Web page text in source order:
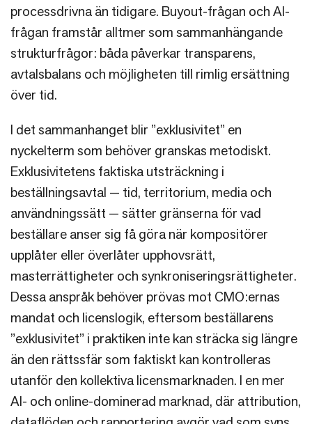
processdrivna än tidigare. Buyout-frågan och AI-
frågan framstår alltmer som sammanhängande
strukturfrågor: båda påverkar transparens,
avtalsbalans och möjligheten till rimlig ersättning
över tid.
I det sammanhanget blir ”exklusivitet” en
nyckelterm som behöver granskas metodiskt.
Exklusivitetens faktiska utsträckning i
beställningsavtal — tid, territorium, media och
användningssätt — sätter gränserna för vad
beställare anser sig få göra när kompositörer
upplåter eller överlåter upphovsrätt,
masterrättigheter och synkroniseringsrättigheter.
Dessa anspråk behöver prövas mot CMO:ernas
mandat och licenslogik, eftersom beställarens
”exklusivitet” i praktiken inte kan sträcka sig längre
än den rättssfär som faktiskt kan kontrolleras
utanför den kollektiva licensmarknaden. I en mer
AI- och online-dominerad marknad, där attribution,